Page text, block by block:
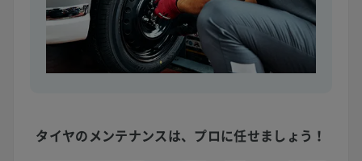
タイヤのメンテナンスは、 プロに任せましょう！